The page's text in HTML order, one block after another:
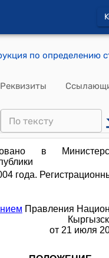
Реквизиты